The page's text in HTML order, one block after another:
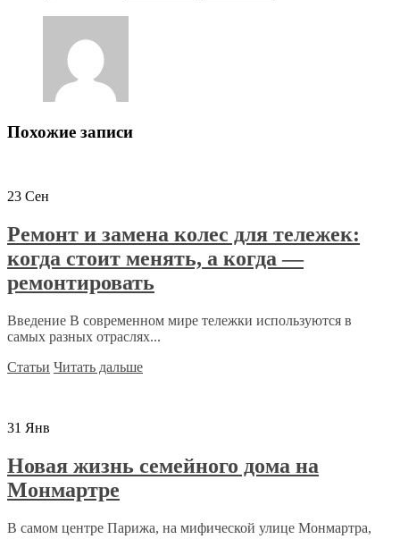
Похожие записи
23 Сен
Ремонт и замена колес для тележек:
когда стоит менять, а когда —
ремонтировать
Введение В современном мире тележки используются в
самых разных отраслях...
Статьи Читать дальше
31 Янв
Новая жизнь семейного дома на
Монмартре
В самом центре Парижа, на мифической улице Монмартра,